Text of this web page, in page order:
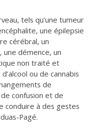
tels qu’une tumeur
une épilepsie
cérébral, un
démence, un
non traité et
ou de cannabis
de
confusion et de
conduire à des gestes
Pagé.